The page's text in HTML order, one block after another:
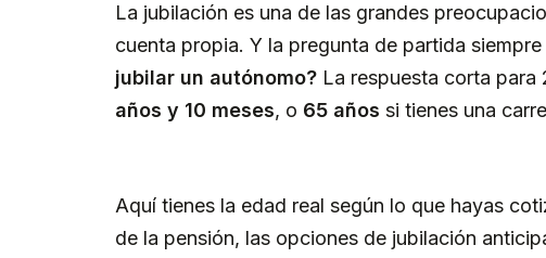
La jubilación es una de las grandes
cuenta propia. Y la pregunta de partida siempre
jubilar un autónomo? La respuesta corta
años y 10 meses, o 65 años si tienes una
Aquí tienes la edad real según lo que hayas
de la pensión, las opciones de jubilación